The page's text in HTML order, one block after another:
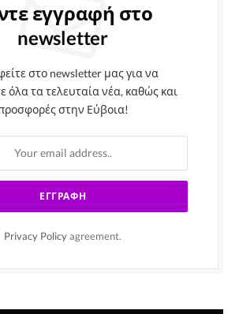
εγγραφή στο
newsletter
στο newsletter μας για να
όλα τα τελευταία νέα, καθώς και
στην Εύβοια!
Privacy Policy agreement.